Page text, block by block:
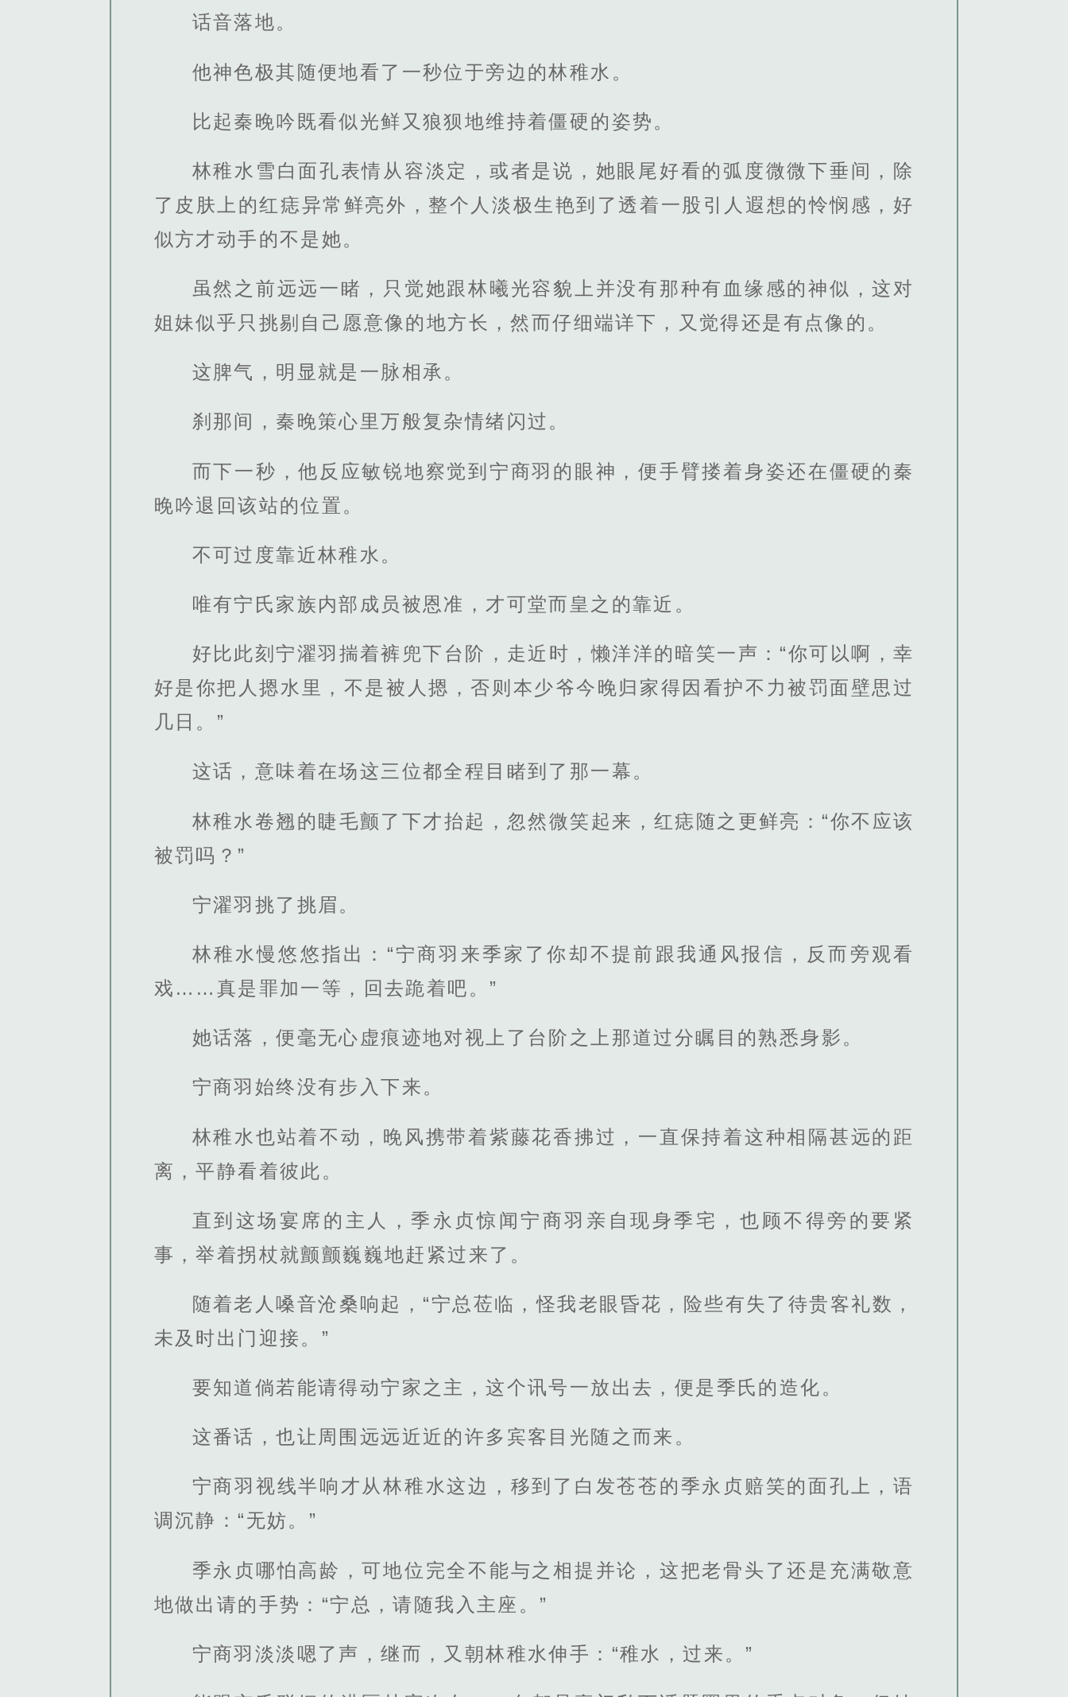
话音落地。
他神色极其随便地看了一秒位于旁边的林稚水。
比起秦晚吟既看似光鲜又狼狈地维持着僵硬的姿势。
林稚水雪白面孔表情从容淡定，或者是说，她眼尾好看的弧度微微下垂间，除
了皮肤上的红痣异常鲜亮外，整个人淡极生艳到了透着一股引人遐想的怜悯感，好
似方才动手的不是她。
虽然之前远远一睹，只觉她跟林曦光容貌上并没有那种有血缘感的神似，这对
姐妹似乎只挑剔自己愿意像的地方长，然而仔细端详下，又觉得还是有点像的。
这脾气，明显就是一脉相承。
刹那间，秦晚策心里万般复杂情绪闪过。
而下一秒，他反应敏锐地察觉到宁商羽的眼神，便手臂搂着身姿还在僵硬的秦
晚吟退回该站的位置。
不可过度靠近林稚水。
唯有宁氏家族内部成员被恩准，才可堂而皇之的靠近。
好比此刻宁濯羽揣着裤兜下台阶，走近时，懒洋洋的暗笑一声：“你可以啊，幸
好是你把人摁水里，不是被人摁，否则本少爷今晚归家得因看护不力被罚面壁思过
几日。”
这话，意味着在场这三位都全程目睹到了那一幕。
林稚水卷翘的睫毛颤了下才抬起，忽然微笑起来，红痣随之更鲜亮：“你不应该
被罚吗？”
宁濯羽挑了挑眉。
林稚水慢悠悠指出：“宁商羽来季家了你却不提前跟我通风报信，反而旁观看
戏……真是罪加一等，回去跪着吧。”
她话落，便毫无心虚痕迹地对视上了台阶之上那道过分瞩目的熟悉身影。
宁商羽始终没有步入下来。
林稚水也站着不动，晚风携带着紫藤花香拂过，一直保持着这种相隔甚远的距
离，平静看着彼此。
直到这场宴席的主人，季永贞惊闻宁商羽亲自现身季宅，也顾不得旁的要紧
事，举着拐杖就颤颤巍巍地赶紧过来了。
随着老人嗓音沧桑响起，“宁总莅临，怪我老眼昏花，险些有失了待贵客礼数，
未及时出门迎接。”
要知道倘若能请得动宁家之主，这个讯号一放出去，便是季氏的造化。
这番话，也让周围远远近近的许多宾客目光随之而来。
宁商羽视线半响才从林稚水这边，移到了白发苍苍的季永贞赔笑的面孔上，语
调沉静：“无妨。”
季永贞哪怕高龄，可地位完全不能与之相提并论，这把老骨头了还是充满敬意
地做出请的手势：“宁总，请随我入主座。”
宁商羽淡淡嗯了声，继而，又朝林稚水伸手：“稚水，过来。”